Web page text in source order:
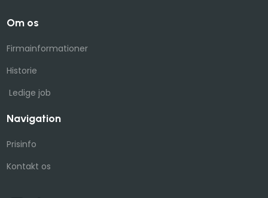
Om os
Firmainformationer
Historie
Ledige job​
Navigation
Prisinfo
Kontakt os